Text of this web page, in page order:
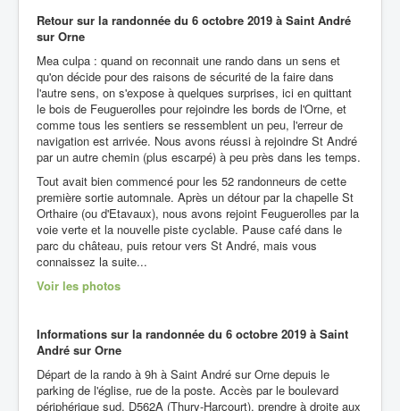
Retour sur la randonnée du 6 octobre 2019 à Saint André
sur Orne
Mea culpa : quand on reconnait une rando dans un sens et
qu'on décide pour des raisons de sécurité de la faire dans
l'autre sens, on s'expose à quelques surprises, ici en quittant
le bois de Feuguerolles pour rejoindre les bords de l'Orne, et
comme tous les sentiers se ressemblent un peu, l'erreur de
navigation est arrivée. Nous avons réussi à rejoindre St André
par un autre chemin (plus escarpé) à peu près dans les temps.
Tout avait bien commencé pour les 52 randonneurs de cette
première sortie automnale. Après un détour par la chapelle St
Orthaire (ou d'Etavaux), nous avons rejoint Feuguerolles par la
voie verte et la nouvelle piste cyclable. Pause café dans le
parc du château, puis retour vers St André, mais vous
connaissez la suite...
Voir les photos
Informations sur la randonnée du 6 octobre 2019 à Saint
André sur Orne
Départ de la rando à 9h à Saint André sur Orne depuis le
parking de l'église, rue de la poste. Accès par le boulevard
périphérique sud, D562A (Thury-Harcourt), prendre à droite aux